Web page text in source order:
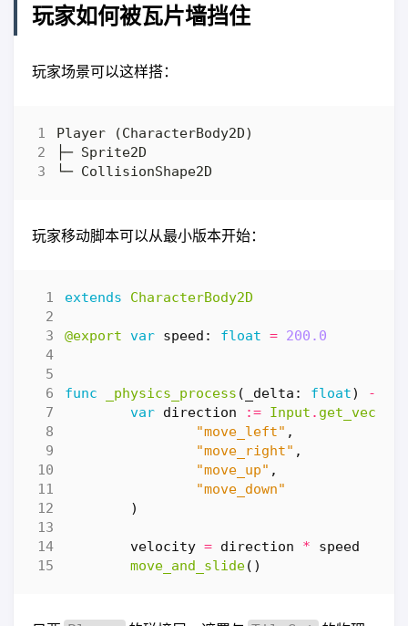
玩家如何被瓦片墙挡住
玩家场景可以这样搭：
玩家移动脚本可以从最小版本开始：
extends CharacterBody2D
@export var speed : float = 200.0
func _physics_process ( _delta : float) ->
var direction := Input . get_vector
"move_left" ,
"move_right" ,
"move_up" ,
"move_down"
)
velocity = direction *
speed
move_and_slide()